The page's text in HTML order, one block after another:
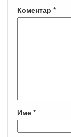
Коментар *
Име *